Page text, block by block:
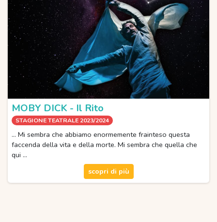
MOBY DICK - Il Rito
STAGIONE TEATRALE 2023/2024
... Mi sembra che abbiamo enormemente frainteso questa
faccenda della vita e della morte. Mi sembra che quella che
qui …
scopri di più